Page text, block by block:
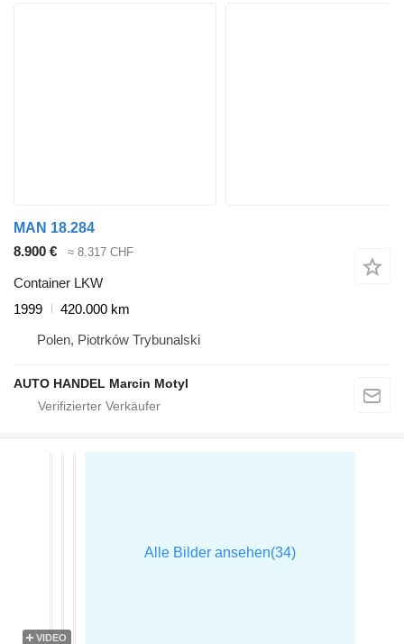
MAN 18.284
8.900 €
≈ 8.317 CHF
Container LKW
1999
420.000 km
Polen, Piotrków Trybunalski
AUTO HANDEL Marcin Motyl
VIDEO